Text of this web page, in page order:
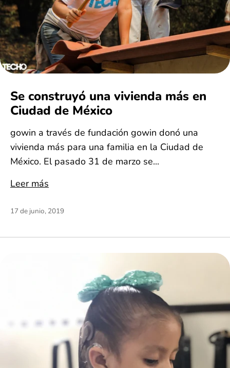
Se construyó una vivienda más en
Ciudad de México
gowin a través de fundación gowin donó una
vivienda más para una familia en la Ciudad de
México. El pasado 31 de marzo se...
Leer más
17 de junio, 2019